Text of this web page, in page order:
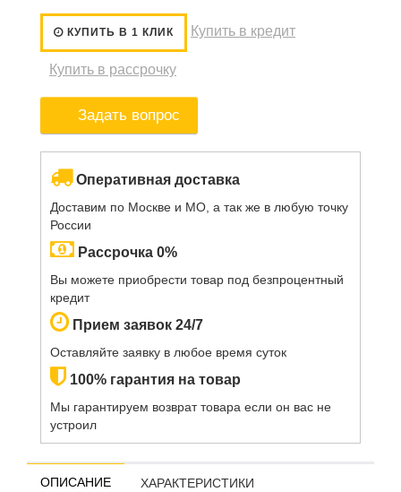
КУПИТЬ В 1 КЛИК Купить в кредит
Купить в рассрочку
Задать вопрос
Оперативная доставка
Доставим по Москве и МО, а так же в любую точку
России
Рассрочка 0%
Вы можете приобрести товар под безпроцентный
кредит
Прием заявок 24/7
Оставляйте заявку в любое время суток
100% гарантия на товар
Мы гарантируем возврат товара если он вас не
устроил
ОПИСАНИЕ ХАРАКТЕРИСТИКИ